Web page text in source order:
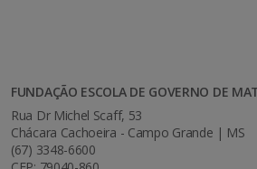
FUNDAÇÃO ESCOLA DE GOVERNO DE
Rua Dr Michel Scaff, 53
Chácara Cachoeira - Campo Grande | MS
(67) 3348-6600